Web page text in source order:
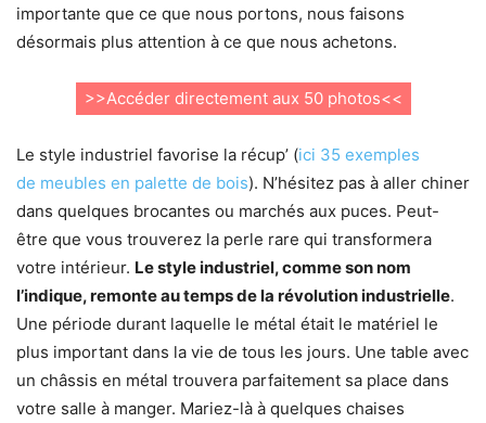
importante que ce que nous portons, nous faisons
désormais plus attention à ce que nous achetons.
>>Accéder directement aux 50 photos<<
Le style industriel favorise la récup’ (ici 35 exemples
de meubles en palette de bois). N’hésitez pas à aller chiner
dans quelques brocantes ou marchés aux puces. Peut-
être que vous trouverez la perle rare qui transformera
votre intérieur. Le style industriel, comme son nom
l’indique, remonte au temps de la révolution industrielle.
Une période durant laquelle le métal était le matériel le
plus important dans la vie de tous les jours. Une table avec
un châssis en métal trouvera parfaitement sa place dans
votre salle à manger. Mariez-là à quelques chaises